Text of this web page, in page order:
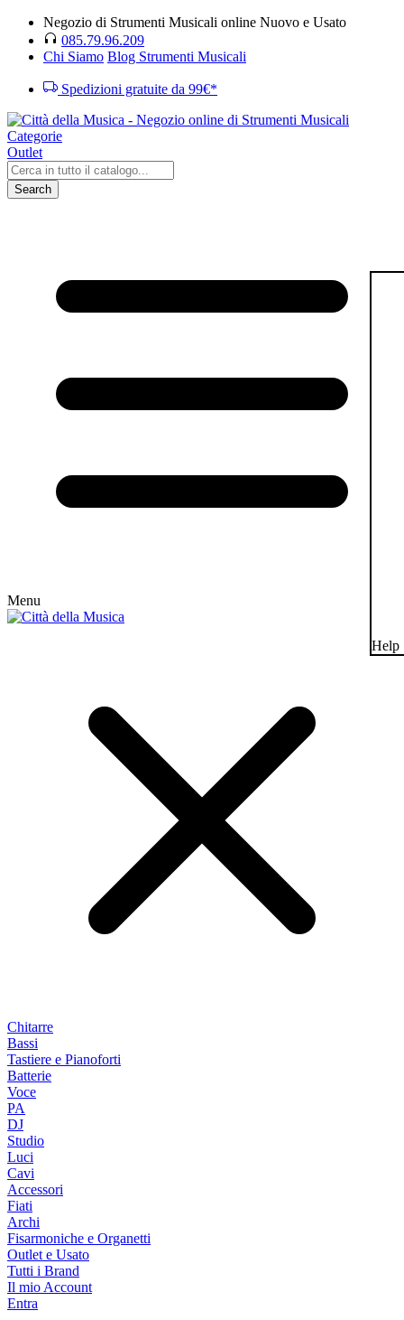
Negozio di Strumenti Musicali online Nuovo e Usato
085.79.96.209
Chi Siamo Blog Strumenti Musicali
Spedizioni gratuite da 99€*
Categorie
Outlet
Search
Menu
Chitarre
Bassi
Tastiere e Pianoforti
Batterie
Voce
PA
DJ
Studio
Luci
Cavi
Accessori
Fiati
Archi
Fisarmoniche e Organetti
Outlet e Usato
Tutti i Brand
Il mio Account
Entra
Help